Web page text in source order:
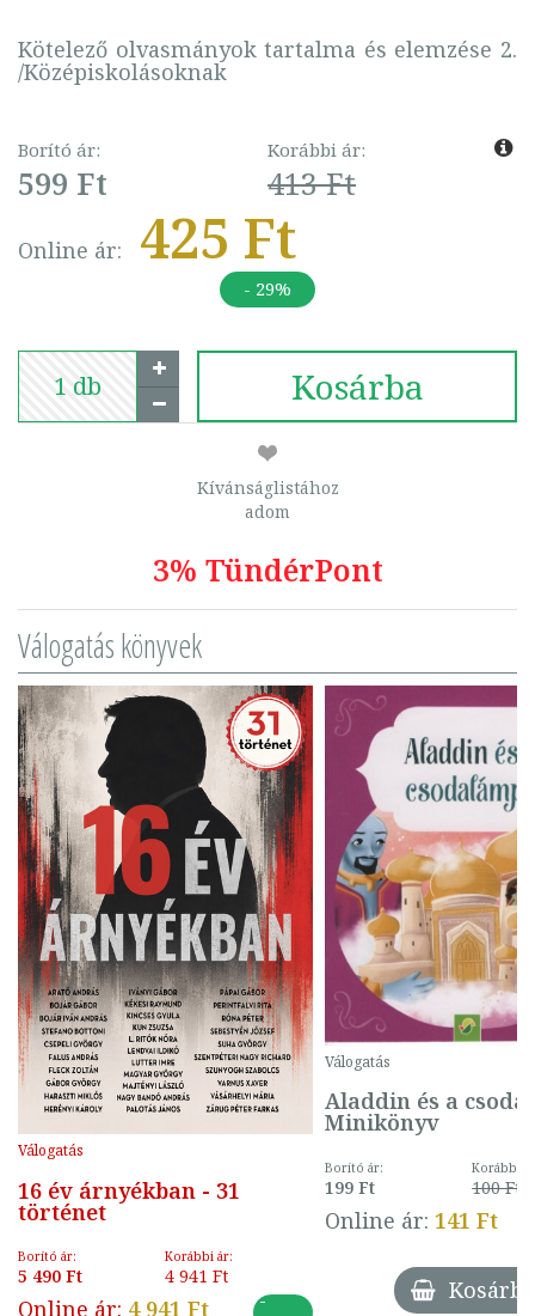
Kötelező olvasmányok tartalma és elemzése 2.
/Középiskolásoknak
Borító ár:
599 Ft
Korábbi ár:
413 Ft
Online ár: 425 Ft
- 29%
Kosárba
Kívánságlistához
adom
3% TündérPont
Válogatás könyvek
Válogatás
16 év árnyékban - 31
történet
Borító ár:
5 490 Ft
Korábbi ár:
4 941 Ft
Online ár: 4 941 Ft
-
Válogatás
Aladdin és a
Minikönyv
Borító ár:
199 Ft
Korábbi
100 Ft
Online ár: 141 Ft
Kosárba